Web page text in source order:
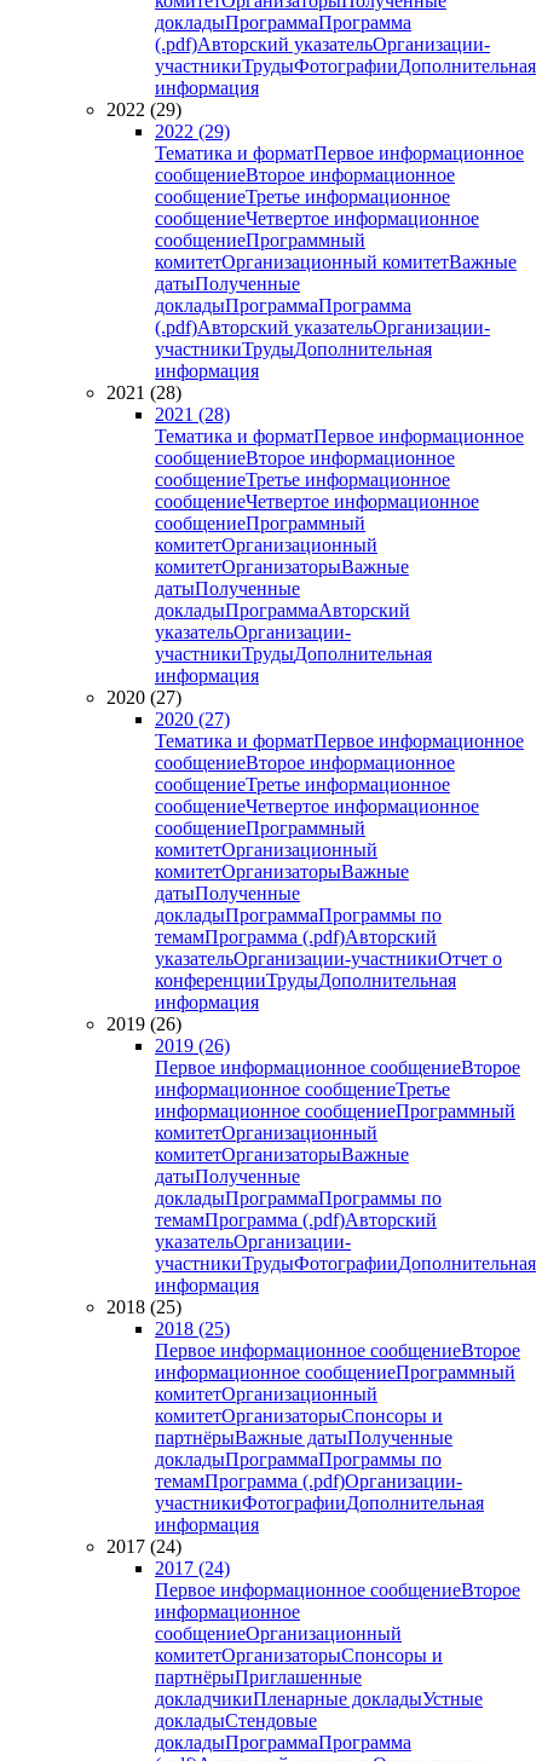
докладыПрограммаПрограмма
(.pdf)Авторский указательОрганизации-
участникиТрудыФотографииДополнительная
информация
2022 (29)
2022 (29)
Тематика и форматПервое информационное
сообщениеВторое информационное
сообщениеТретье информационное
сообщениеЧетвертое информационное
сообщениеПрограммный
комитетОрганизационный комитетВажные
датыПолученные
докладыПрограммаПрограмма
(.pdf)Авторский указательОрганизации-
участникиТрудыДополнительная
информация
2021 (28)
2021 (28)
Тематика и форматПервое информационное
сообщениеВторое информационное
сообщениеТретье информационное
сообщениеЧетвертое информационное
сообщениеПрограммный
комитетОрганизационный
комитетОрганизаторыВажные
датыПолученные
докладыПрограммаАвторский
указательОрганизации-
участникиТрудыДополнительная
информация
2020 (27)
2020 (27)
Тематика и форматПервое информационное
сообщениеВторое информационное
сообщениеТретье информационное
сообщениеЧетвертое информационное
сообщениеПрограммный
комитетОрганизационный
комитетОрганизаторыВажные
датыПолученные
докладыПрограммаПрограммы по
темамПрограмма (.pdf)Авторский
указательОрганизации-участникиОтчет о
конференцииТрудыДополнительная
информация
2019 (26)
2019 (26)
Первое информационное сообщениеВторое
информационное сообщениеТретье
информационное сообщениеПрограммный
комитетОрганизационный
комитетОрганизаторыВажные
датыПолученные
докладыПрограммаПрограммы по
темамПрограмма (.pdf)Авторский
указательОрганизации-
участникиТрудыФотографииДополнительная
информация
2018 (25)
2018 (25)
Первое информационное сообщениеВторое
информационное сообщениеПрограммный
комитетОрганизационный
комитетОрганизаторыСпонсоры и
партнёрыВажные датыПолученные
докладыПрограммаПрограммы по
темамПрограмма (.pdf)Организации-
участникиФотографииДополнительная
информация
2017 (24)
2017 (24)
Первое информационное сообщениеВторое
информационное
сообщениеОрганизационный
комитетОрганизаторыСпонсоры и
партнёрыПриглашенные
докладчикиПленарные докладыУстные
докладыСтендовые
докладыПрограммаПрограмма